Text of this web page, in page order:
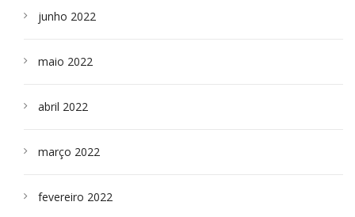
junho 2022
maio 2022
abril 2022
março 2022
fevereiro 2022